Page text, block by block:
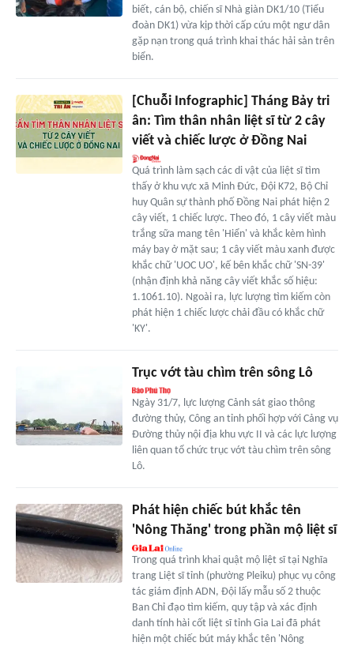
biết, cán bộ, chiến sĩ Nhà giàn DK1/10 (Tiểu
đoàn DK1) vừa kịp thời cấp cứu một ngư dân
gặp nạn trong quá trình khai thác hải sản trên
biển.
[Chuỗi Infographic] Tháng Bảy tri
ân: Tìm thân nhân liệt sĩ từ 2 cây
viết và chiếc lược ở Đồng Nai
Quá trình làm sạch các di vật của liệt sĩ tìm
thấy ở khu vực xã Minh Đức, Đội K72, Bộ Chỉ
huy Quân sự thành phố Đồng Nai phát hiện 2
cây viết, 1 chiếc lược. Theo đó, 1 cây viết màu
trắng sữa mang tên 'Hiển' và khắc kèm hình
máy bay ở mặt sau; 1 cây viết màu xanh được
khắc chữ 'UOC UO', kế bên khắc chữ 'SN-39'
(nhận định khả năng cây viết khắc số hiệu:
1.1061.10). Ngoài ra, lực lượng tìm kiếm còn
phát hiện 1 chiếc lược chải đầu có khắc chữ
'KY'.
Trục vớt tàu chìm trên sông Lô
Ngày 31/7, lực lượng Cảnh sát giao thông
đường thủy, Công an tỉnh phối hợp với Cảng vụ
Đường thủy nội địa khu vực II và các lực lượng
liên quan tổ chức trục vớt tàu chìm trên sông
Lô.
Phát hiện chiếc bút khắc tên
'Nông Thăng' trong phần mộ liệt sĩ
Trong quá trình khai quật mộ liệt sĩ tại Nghĩa
trang Liệt sĩ tỉnh (phường Pleiku) phục vụ công
tác giám định ADN, Đội lấy mẫu số 2 thuộc
Ban Chỉ đạo tìm kiếm, quy tập và xác định
danh tính hài cốt liệt sĩ tỉnh Gia Lai đã phát
hiện một chiếc bút máy khắc tên 'Nông